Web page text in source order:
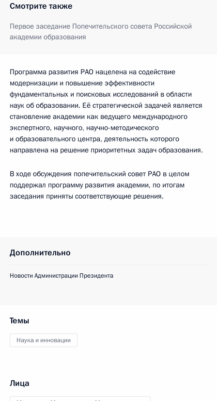
Смотрите также
Первое заседание Попечительского совета Российской
академии образования
Программа развития РАО нацелена на содействие
модернизации и повышение эффективности
фундаментальных и поисковых исследований в области
наук об образовании. Её стратегической задачей является
становление академии как ведущего международного
экспертного, научного, научно-методического
и образовательного центра, деятельность которого
направлена на решение приоритетных задач образования.
В ходе обсуждения попечительский совет РАО в целом
поддержал программу развития академии, по итогам
заседания приняты соответствующие решения.
Дополнительно
Новости Администрации Президента
Темы
Наука и инновации
Лица